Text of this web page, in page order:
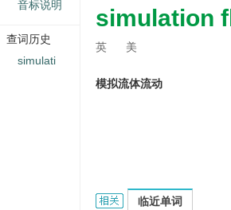
simulation
英 美
模拟流体流动
Simulation fluid flow的相
临近单词
音标说明
查词历史
simulati